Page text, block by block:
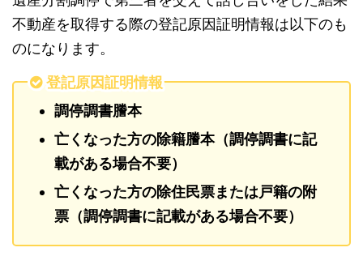
不動産を取得する際の登記原因証明情報は以下のも
のになります。
登記原因証明情報
調停調書謄本
亡くなった方の除籍謄本（調停調書に記
載がある場合不要）
亡くなった方の除住民票または戸籍の附
票（調停調書に記載がある場合不要）